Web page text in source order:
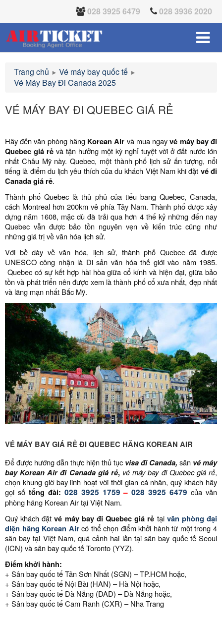
028 3925 6479 028 3936 2020
Trang chủ
Vé máy bay quốc tế
Vé Máy Bay Đi Canada 2025
VÉ MÁY BAY ĐI QUEBEC GIÁ RẺ
Hãy đến văn phòng hãng Korean Air và mua ngayvé máy bay đi
Quebec giá rẻ và tận hưởng một kỳ nghỉ tuyệt vời ở đất nước lớn
nhất Châu Mỹ này. Quebec, một thành phố lịch sử ấn tượng, nổi
tiếng là điểm du lịch yêu thích của du khách Việt Nam khi đặt vé đi
Canada giá rẻ.
Thành phố Quebec là thủ phủ của tiểu bang Quebec, Canada,
cách Montreal hơn 200km vê phía Tây Nam. Thành phố được xây
dựng năm 1608, mặc dù đã trải qua hơn 4 thế kỷ những đến nay
Quebec vẫn được bảo tồn nguyên vẹn về kiến trúc cũng như
những giá trị về văn hóa lịch sử.
Với bề dày về văn hóa, lịch sử, thành phố Quebec đã được
UNESCO công nhận là Di sản văn hóa thế giới vào năm 1985.
Quebec có sự kết hợp hài hòa giữa cổ kính và hiện đại, giữa bảo
tồn và phát triển nên được xem là thành phố cổ xưa nhất, đẹp nhất
và lãng mạn nhất Bắc Mỹ.
VÉ MÁY BAY GIÁ RẺ ĐI QUEBEC HÃNG KOREAN AIR
Để được hướng dẫn thực hiện thủ tục visa đi Canada, săn vé máy
bay Korean Air đi Canada giá rẻ, vé máy bay đi Quebec giá rẻ,
chọn khung giờ bay linh hoạt vời thời gian cá nhân, quý khách hãy
gọi số tổng đài: 028 3925 1759 –028 3925 6479 của văn
phòng hãng Korean Air tại Việt Nam.
Quý khách đặtvé máy bay đi Quebec giá rẻ tại văn phòng đại
diện hãng Korean Aircó thể chọn điểm khởi hành từ một trong 4
sân bay tại Việt Nam, quá cảnh hai lần tại sân bay quốc tế Seoul
(ICN) và sân bay quốc tế Toronto (YYZ).
Điểm khởi hành:
+ Sân bay quốc tế Tân Sơn Nhất (SGN) – TP.HCM hoặc,
+ Sân bay quốc tế Nội Bài (HAN) – Hà Nội hoặc,
+ Sân bay quốc tế Đà Nẵng (DAD) – Đà Nẵng hoặc,
+ Sân bay quốc tế Cam Ranh (CXR) – Nha Trang